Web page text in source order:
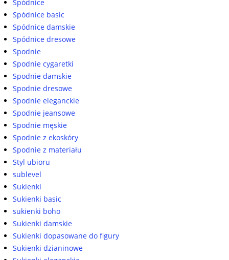
Spódnice
Spódnice basic
Spódnice damskie
Spódnice dresowe
Spodnie
Spodnie cygaretki
Spodnie damskie
Spodnie dresowe
Spodnie eleganckie
Spodnie jeansowe
Spodnie męskie
Spodnie z ekoskóry
Spodnie z materiału
Styl ubioru
sublevel
Sukienki
Sukienki basic
sukienki boho
Sukienki damskie
Sukienki dopasowane do figury
Sukienki dzianinowe